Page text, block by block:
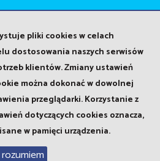
2026
pliki cookies w celach
dostosowania naszych serwisów
klientów. Zmiany ustawień
można dokonać w dowolnej
przeglądarki. Korzystanie z
dotyczących cookies oznacza,
w pamięci urządzenia.
rozumiem